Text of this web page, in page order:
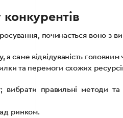
починається воно з
а саме відвідуваність
та перемоги схожих
правильні методи та
ринком.